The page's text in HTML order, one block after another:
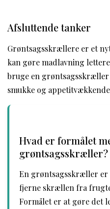
Afsluttende tanker
Grøntsagsskrællere er et
kan gøre madlavning
bruge en
smukke og
Hvad er formålet
grøntsagsskræller?
En grøntsagsskræller er
fjerne skrællen fra
Formålet er at gøre det